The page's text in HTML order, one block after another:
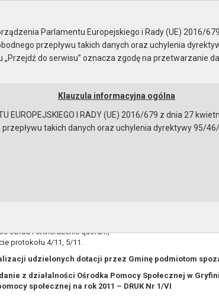
Instrukcja korzystania Dostępność
obrad i stwierdzenie quorum,
protokołu 4/11, 5/11.
udzielonych dotacji przez Gminę podmiotom
z działalności Ośrodka Pomocy Społecznej w
społecznej na rok 2011 – DRUK Nr 1/VI
Parlamentu Europejskiego i Rady (UE) 2016/
przepływu takich danych oraz uchylenia
do serwisu” oznacza zgodę na przetwarzanie
Klauzula informacyjna ogólna
EUROPEJSKIEGO I RADY (UE) 2016/679 z dnia 27
takich danych oraz uchylenia dyrektywy 95/46/
przepisami prawa w celu:
a w szczególności ustawy z dnia 8 marca 1990 r. o
a także obowiązków i zadań zleconych przez instytucje